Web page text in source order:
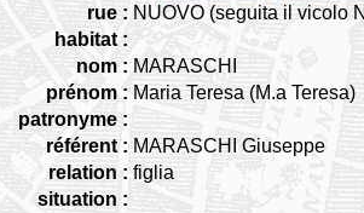
rue : NUOVO (seguita il vicolo
habitat :
nom : MARASCHI
prénom : Maria Teresa (M.a Teresa)
patronyme :
référent : MARASCHI Giuseppe
relation : figlia
situation :